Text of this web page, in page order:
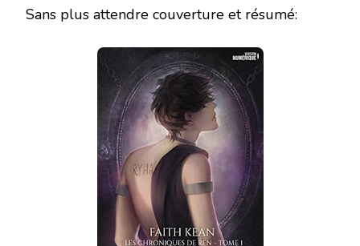
Sans plus attendre couverture et résumé: